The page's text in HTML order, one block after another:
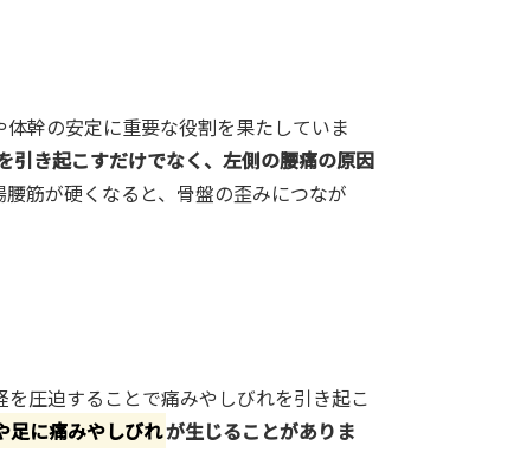
幹の安定に重要な役割を果たしていま
引き起こすだけでなく、左側の腰痛の原因
筋が硬くなると、骨盤の歪みにつなが
圧迫することで痛みやしびれを引き起こ
足に痛みやしびれが生じることがありま